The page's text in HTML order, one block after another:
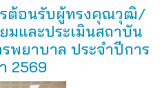
รต้อนรับผู้ทรงคุณวุฒิ/
มและประเมินสถาบัน
พยาบาล ประจำปีการ
2569